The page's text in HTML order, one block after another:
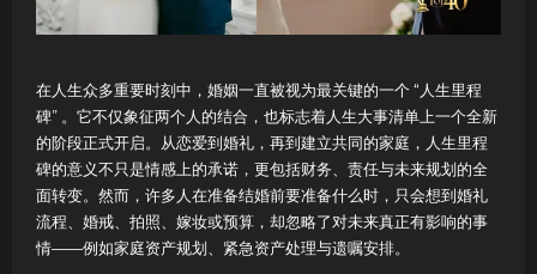
在人生众多重要时刻中，婚姻一直被视为最关键的一个 “人生里程
碑” 。它不仅象征两个人的结合，也标志着人生大事清单上一个全新
的阶段正式开启。从恋爱到婚礼，再到建立共同的家庭，人生里程
碑的意义不只是情感上的承诺，更包括财务、责任与未来规划的全
面转变。然而，许多人在准备结婚前要准备什么时，只会想到婚礼
流程、婚戒、拍照、嫁妆或预算，却忽略了对未来真正有影响的事
情——例如家庭资产规划、紧急资产处理与遗嘱安排。